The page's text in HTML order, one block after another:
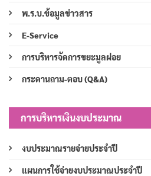
พ.ร.บ.ข้อมูลข่าวสาร
E-Service
การบริหารจัดการขยะมูลฝอย
กระดานถาม-ตอบ (Q&A)
การบริหารเงินงบประมาณ
งบประมาณรายจ่ายประจำปี
แผนการใช้จ่ายงบประมาณประจำปี